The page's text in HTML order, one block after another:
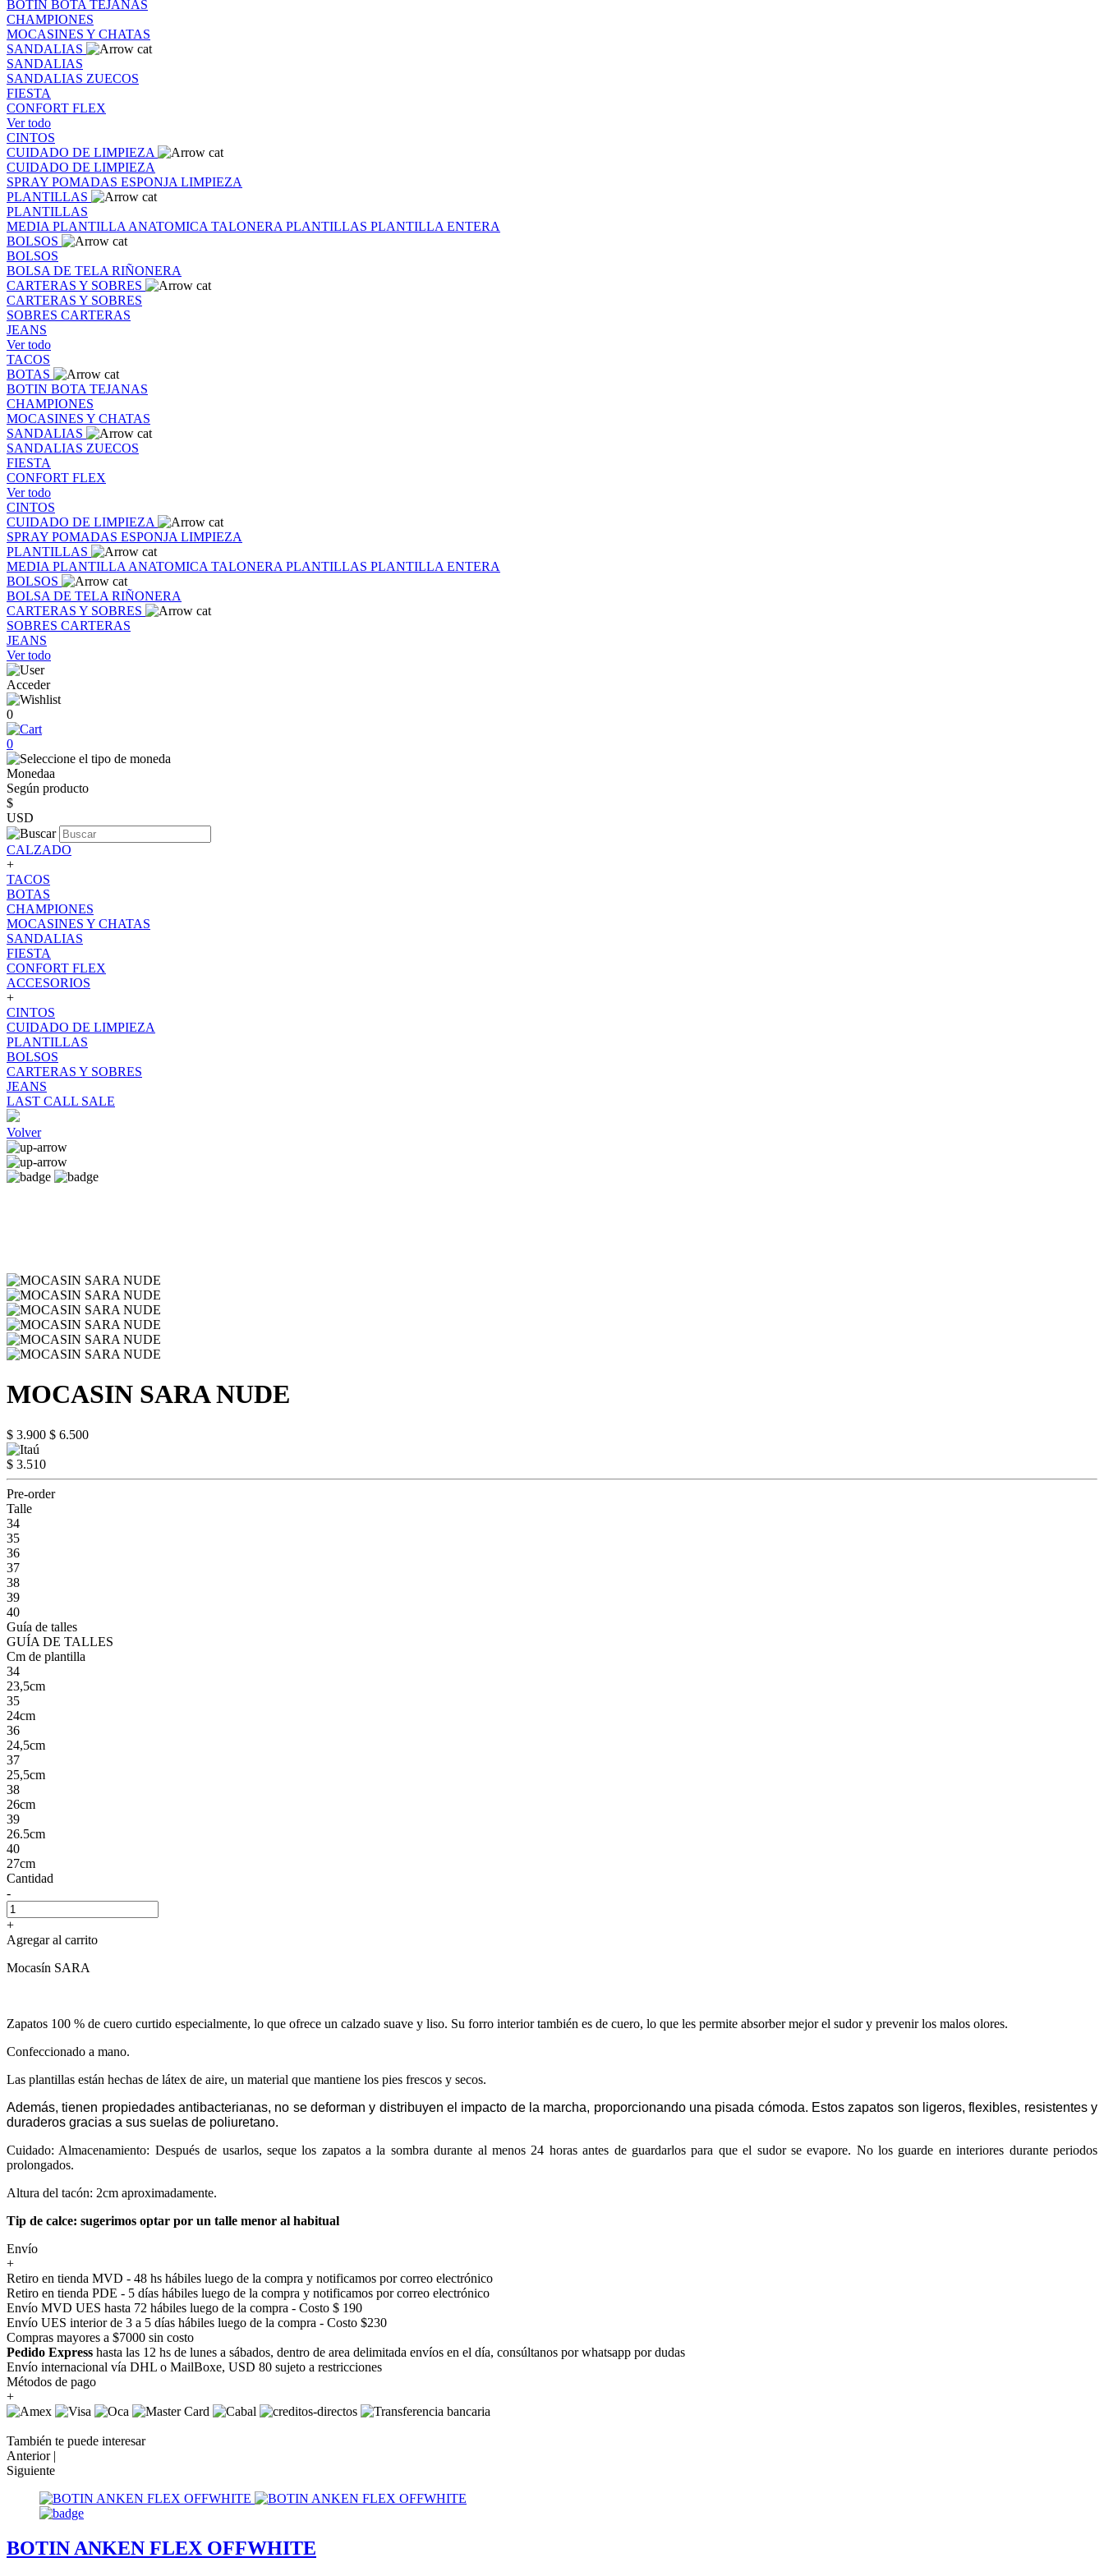
BOTIN BOTA TEJANAS
CHAMPIONES
MOCASINES Y CHATAS
SANDALIAS
SANDALIAS
SANDALIAS ZUECOS
FIESTA
CONFORT FLEX
Ver todo
CINTOS
CUIDADO DE LIMPIEZA
CUIDADO DE LIMPIEZA
SPRAY POMADAS ESPONJA LIMPIEZA
PLANTILLAS
PLANTILLAS
MEDIA PLANTILLA ANATOMICA TALONERA PLANTILLAS PLANTILLA ENTERA
BOLSOS
BOLSOS
BOLSA DE TELA RIÑONERA
CARTERAS Y SOBRES
CARTERAS Y SOBRES
SOBRES CARTERAS
JEANS
Ver todo
TACOS
BOTAS
BOTIN BOTA TEJANAS
CHAMPIONES
MOCASINES Y CHATAS
SANDALIAS
SANDALIAS ZUECOS
FIESTA
CONFORT FLEX
Ver todo
CINTOS
CUIDADO DE LIMPIEZA
SPRAY POMADAS ESPONJA LIMPIEZA
PLANTILLAS
MEDIA PLANTILLA ANATOMICA TALONERA PLANTILLAS PLANTILLA ENTERA
BOLSOS
BOLSA DE TELA RIÑONERA
CARTERAS Y SOBRES
SOBRES CARTERAS
JEANS
Ver todo
Acceder
0
0
Monedaa
Según producto
$
USD
CALZADO
+
TACOS
BOTAS
CHAMPIONES
MOCASINES Y CHATAS
SANDALIAS
FIESTA
CONFORT FLEX
ACCESORIOS
+
CINTOS
CUIDADO DE LIMPIEZA
PLANTILLAS
BOLSOS
CARTERAS Y SOBRES
JEANS
LAST CALL SALE
Volver
MOCASIN SARA NUDE
$ 3.900 $ 6.500
$ 3.510
Pre-order
Talle
34
35
36
37
38
39
40
Guía de talles
GUÍA DE TALLES
Cm de plantilla
34
23,5cm
35
24cm
36
24,5cm
37
25,5cm
38
26cm
39
26.5cm
40
27cm
Cantidad
-
+
Agregar al carrito
Mocasín SARA
Zapatos 100 % de cuero curtido especialmente, lo que ofrece un calzado suave y liso. Su forro interior también es de cuero, lo que les permite absorber mejor el sudor y prevenir los malos olores.
Confeccionado a mano.
Las plantillas están hechas de látex de aire, un material que mantiene los pies frescos y secos.
Además, tienen propiedades antibacterianas, no se deforman y distribuyen el impacto de la marcha, proporcionando una pisada cómoda. Estos zapatos son ligeros, flexibles, resistentes y
duraderos gracias a sus suelas de poliuretano.
Cuidado: Almacenamiento: Después de usarlos, seque los zapatos a la sombra durante al menos 24 horas antes de guardarlos para que el sudor se evapore. No los guarde en interiores durante periodos
prolongados.
Altura del tacón: 2cm aproximadamente.
Tip de calce: sugerimos optar por un talle menor al habitual
Envío
+
Retiro en tienda MVD - 48 hs hábiles luego de la compra y notificamos por correo electrónico
Retiro en tienda PDE - 5 días hábiles luego de la compra y notificamos por correo electrónico
Envío MVD UES hasta 72 hábiles luego de la compra - Costo $ 190
Envío UES interior de 3 a 5 días hábiles luego de la compra - Costo $230
Compras mayores a $7000 sin costo
Pedido Express hasta las 12 hs de lunes a sábados, dentro de area delimitada envíos en el día, consúltanos por whatsapp por dudas
Envío internacional vía DHL o MailBoxe, USD 80 sujeto a restricciones
Métodos de pago
+
También te puede interesar
Anterior |
Siguiente
BOTIN ANKEN FLEX OFFWHITE